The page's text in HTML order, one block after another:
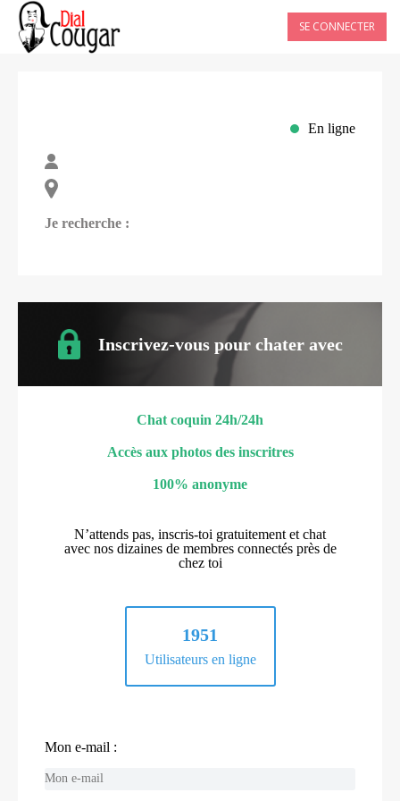
SE CONNECTER
En ligne
Je recherche :
Inscrivez-vous pour chater avec
Chat coquin 24h/24h
Accès aux photos des inscritres
100% anonyme
N’attends pas, inscris-toi gratuitement et chat
avec nos dizaines de membres connectés près de
chez toi
1951
Utilisateurs en ligne
Mon e-mail :